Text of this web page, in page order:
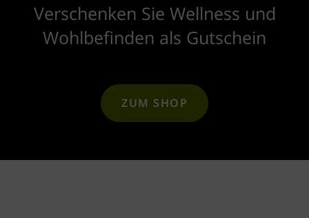
Verschenken Sie Wellness und
Wohlbefinden als Gutschein​
ZUM SHOP